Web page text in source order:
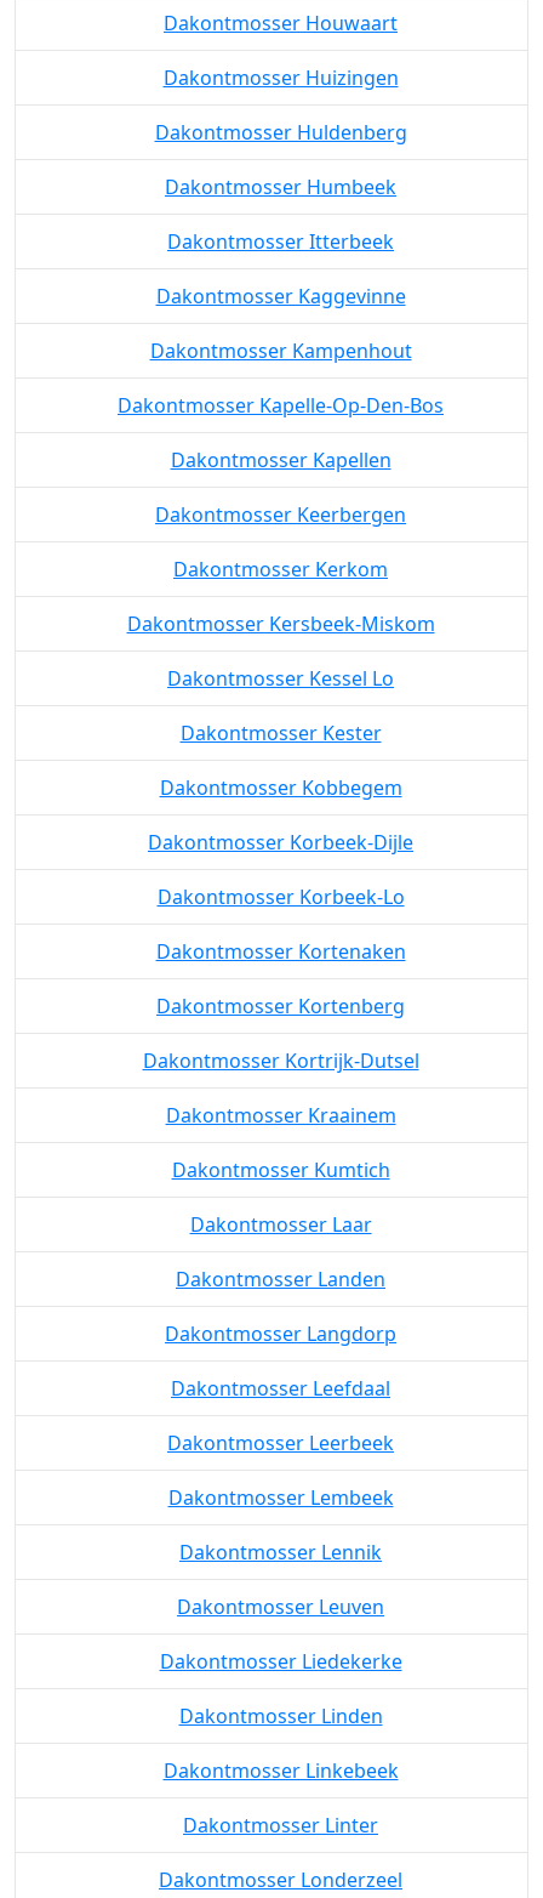
Dakontmosser Holsbeek
Dakontmosser Houwaart
Dakontmosser Huizingen
Dakontmosser Huldenberg
Dakontmosser Humbeek
Dakontmosser Itterbeek
Dakontmosser Kaggevinne
Dakontmosser Kampenhout
Dakontmosser Kapelle-Op-Den-Bos
Dakontmosser Kapellen
Dakontmosser Keerbergen
Dakontmosser Kerkom
Dakontmosser Kersbeek-Miskom
Dakontmosser Kessel Lo
Dakontmosser Kester
Dakontmosser Kobbegem
Dakontmosser Korbeek-Dijle
Dakontmosser Korbeek-Lo
Dakontmosser Kortenaken
Dakontmosser Kortenberg
Dakontmosser Kortrijk-Dutsel
Dakontmosser Kraainem
Dakontmosser Kumtich
Dakontmosser Laar
Dakontmosser Landen
Dakontmosser Langdorp
Dakontmosser Leefdaal
Dakontmosser Leerbeek
Dakontmosser Lembeek
Dakontmosser Lennik
Dakontmosser Leuven
Dakontmosser Liedekerke
Dakontmosser Linden
Dakontmosser Linkebeek